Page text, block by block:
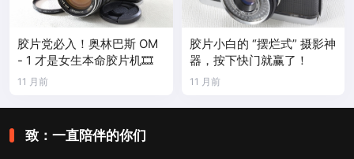
胶片党必入！奥林巴斯 OM
- 1 才是女生本命胶片机🎞️
11 月前
胶片小白的 “摆烂式” 摄影神
器，按下快门就赢了！
11 月前
致：一直陪伴的你们